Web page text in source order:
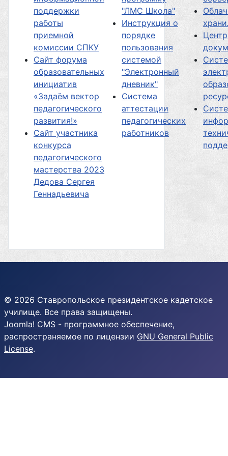
поддержки
работы
приемной
комиссии СПКУ
Сайт форума
образовательных
инициатив
«Задаём вектор
педагогического
развития!»
Сайт участника
конкурса
педагогического
мастерства 2023
Дедова Сергея
Геннадьевича
"ЛМС Школа"
Инструкция о
порядке
пользования
системой
"Электронный
дневник"
Система
аттестации
педагогических
работников
Центр
© 2026 Ставропольское президентское кадетское
училище. Все права защищены.
Joomla! CMS - программное обеспечение,
распространяемое по лицензии GNU General Public
License.